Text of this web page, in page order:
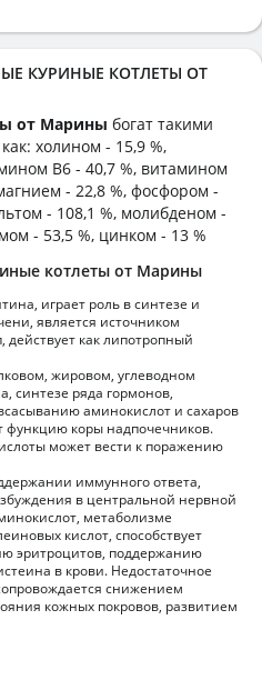
КУРИНЫЕ КОТЛЕТЫ ОТ
от Марины богат такими
холином - 15,9 %,
B6 - 40,7 %, витамином
- 22,8 %, фосфором -
- 108,1 %, молибденом -
- 53,5 %, цинком - 13 %
котлеты от Марины
играет роль в синтезе и
является источником
как липотропный
жировом, углеводном
синтезе ряда гормонов,
аминокислот и сахаров
функцию коры надпочечников.
может вести к поражению
иммунного ответа,
в центральной нервной
метаболизме
кислот, способствует
эритроцитов, поддержанию
в крови. Недостаточное
снижением
кожных покровов, развитием